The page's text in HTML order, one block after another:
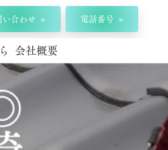
い合わせ 電話番号
会社概要